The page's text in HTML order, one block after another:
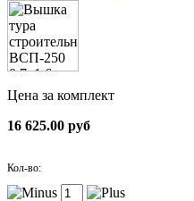
Цена за комплект
16 625.00 руб
Кол-во: